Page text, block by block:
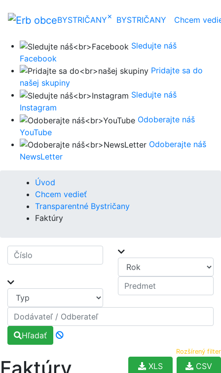
BYSTRIČANY× BYSTRIČANY Chcem
Sledujte náš
Facebook
Pridajte sa do
našej skupiny
Sledujte náš
Instagram
Odoberajte náš
YouTube
Odoberajte náš
NewsLetter
Úvod
Chcem vedieť
Transparentné Bystričany
Faktúry
Hľadať
Rozšírený filter
CSV
XLS